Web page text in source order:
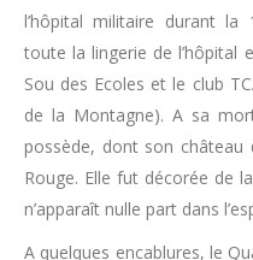
l’hôpital militaire durant la
toute la lingerie de l’hôpital
Sou des Ecoles et le club
de la Montagne). A sa
possède, dont son château
Rouge. Elle fut décorée de
n’apparaît nulle part dans
A quelques encablures, le